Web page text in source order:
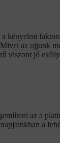
kényelmi
az ujjunk
viszont jó
az a
a